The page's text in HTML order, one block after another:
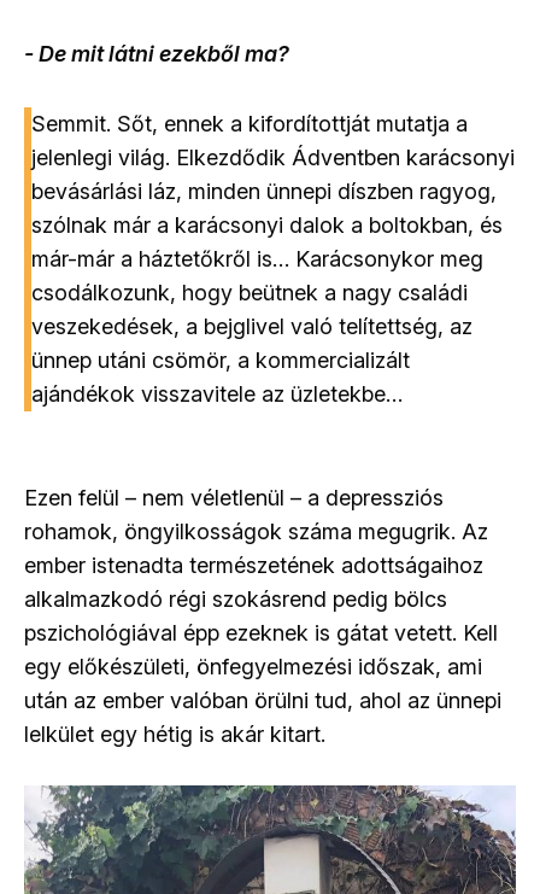
- De mit látni ezekből ma?
Semmit. Sőt, ennek a kifordítottját mutatja a
jelenlegi világ. Elkezdődik Ádventben karácsonyi
bevásárlási láz, minden ünnepi díszben ragyog,
szólnak már a karácsonyi dalok a boltokban, és
már-már a háztetőkről is… Karácsonykor meg
csodálkozunk, hogy beütnek a nagy családi
veszekedések, a bejglivel való telítettség, az
ünnep utáni csömör, a kommercializált
ajándékok visszavitele az üzletekbe…
Ezen felül – nem véletlenül – a depressziós
rohamok, öngyilkosságok száma megugrik. Az
ember istenadta természetének adottságaihoz
alkalmazkodó régi szokásrend pedig bölcs
pszichológiával épp ezeknek is gátat vetett. Kell
egy előkészületi, önfegyelmezési időszak, ami
után az ember valóban örülni tud, ahol az ünnepi
lelkület egy hétig is akár kitart.